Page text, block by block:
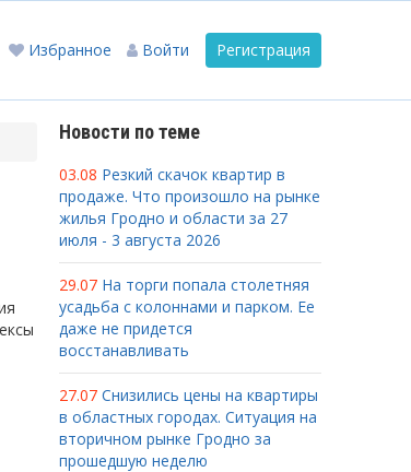
Регистрация
Войти
Избранное
Новости по теме
03.08 Резкий скачок квартир в
продаже. Что произошло на рынке
жилья Гродно и области за 27
июля - 3 августа 2026
29.07 На торги попала столетняя
усадьба с колоннами и парком. Ее
даже не придется
восстанавливать
27.07 Снизились цены на квартиры
в областных городах. Ситуация на
вторичном рынке Гродно за
прошедшую неделю